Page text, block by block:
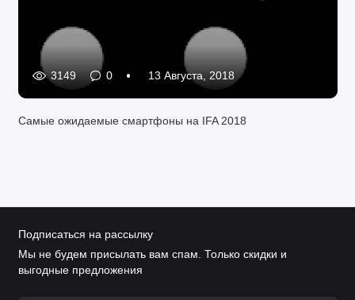
3149 0 13 Августа, 2018
Самые ожидаемые смартфоны на IFA 2018
Подписаться на рассылку
Мы не будем присылать вам спам. Только скидки и
выгодные предложения